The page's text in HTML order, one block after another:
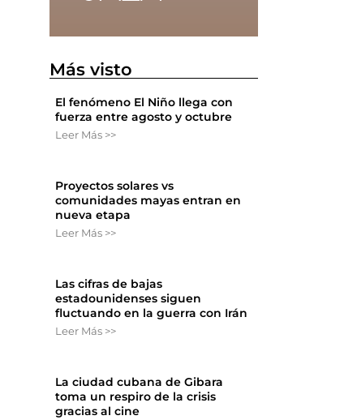
Más visto
El fenómeno El Niño llega con
fuerza entre agosto y octubre
Leer Más >>
Proyectos solares vs
comunidades mayas entran en
nueva etapa
Leer Más >>
Las cifras de bajas
estadounidenses siguen
fluctuando en la guerra con Irán
Leer Más >>
La ciudad cubana de Gibara
toma un respiro de la crisis
gracias al cine